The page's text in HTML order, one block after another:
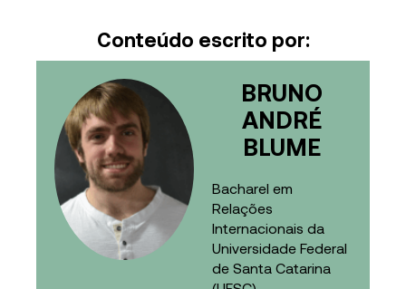
Conteúdo escrito por:
BRUNO
ANDRÉ
BLUME
Bacharel em
Relações
Internacionais da
Universidade Federal
de Santa Catarina